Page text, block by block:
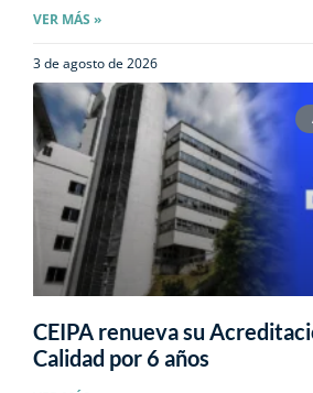
VER MÁS »
3 de agosto de 2026
CEIPA renueva su
Calidad por 6 años